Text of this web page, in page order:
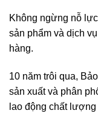
Không ngừng nỗ
sản phẩm và dịch
hàng.
10 năm trôi qua,
sản xuất và phân
lao động chất